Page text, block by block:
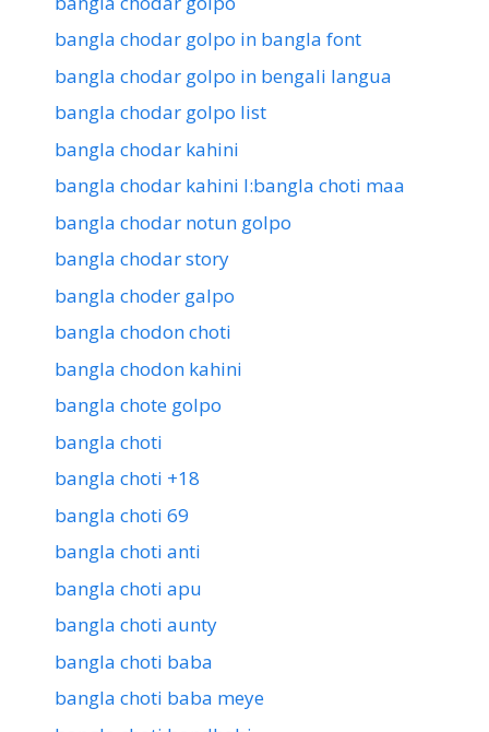
bangla chodar golpo in bangla font
bangla chodar golpo in bengali langua
bangla chodar golpo list
bangla chodar kahini
bangla chodar kahini l:bangla choti maa
bangla chodar notun golpo
bangla chodar story
bangla choder galpo
bangla chodon choti
bangla chodon kahini
bangla chote golpo
bangla choti
bangla choti +18
bangla choti 69
bangla choti anti
bangla choti apu
bangla choti aunty
bangla choti baba
bangla choti baba meye